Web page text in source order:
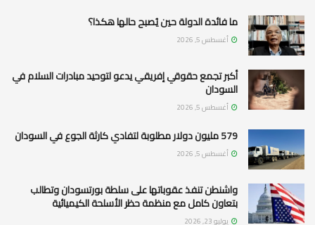
ما فائدة الدولة حين يُصبح حالها هكذا؟
أغسطس 5, 2026
أكبر تجمع حقوقي إفريقي يدعو لتوحيد مبادرات السلام في
السودان
أغسطس 5, 2026
579 مليون دولار مطلوبة لتفادي كارثة الجوع في السودان
أغسطس 5, 2026
واشنطن تنفذ عقوباتها على سلطة بورتسودان وتطالب
بتعاون كامل مع منظمة حظر الأسلحة الكيميائية
يوليو 23, 2026